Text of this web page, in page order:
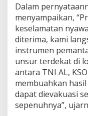
Dalam
menyampaikan,
keselamatan
diterima, kami
instrumen
unsur terdekat di
antara TNI AL,
membuahkan
dapat dievakuasi
sepenuhnya”,